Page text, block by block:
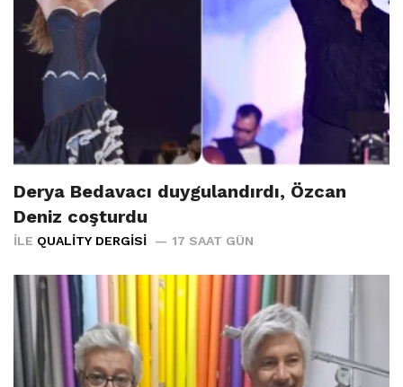
Derya Bedavacı duygulandırdı, Özcan
Deniz coşturdu
İLE QUALITY DERGISI 17 SAAT GÜN